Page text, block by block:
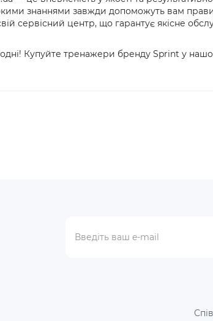
знаннями завжди допоможуть вам
сервісний центр, що гарантує якісне
Купуйте тренажери бренду Sprint у